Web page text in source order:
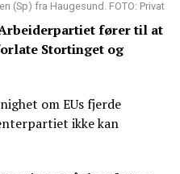
(Sp) fra Haugesund. FOTO: Privat
fører til at
Stortinget og
om EUs fjerde
ikke kan